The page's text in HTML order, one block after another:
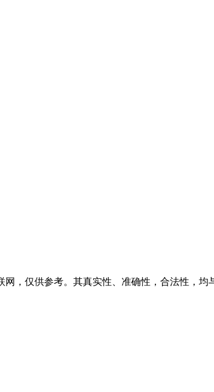
，仅供参考。其真实性、准确性，合法性，均